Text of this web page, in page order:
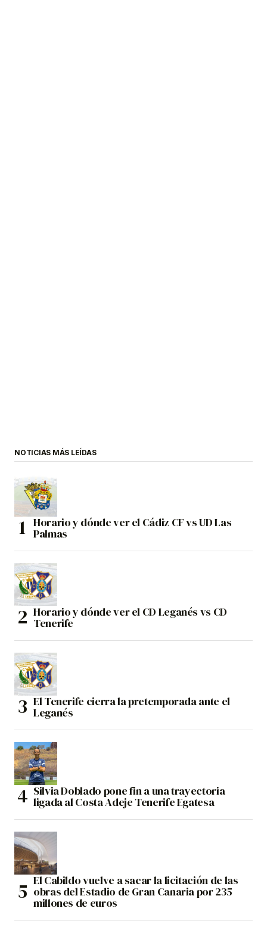
NOTICIAS MÁS LEÍDAS
Horario y dónde ver el Cádiz CF vs UD Las
Palmas
Horario y dónde ver el CD Leganés vs CD
Tenerife
El Tenerife cierra la pretemporada ante el
Leganés
Silvia Doblado pone fin a una trayectoria
ligada al Costa Adeje Tenerife Egatesa
El Cabildo vuelve a sacar la licitación de las
obras del Estadio de Gran Canaria por 235
millones de euros